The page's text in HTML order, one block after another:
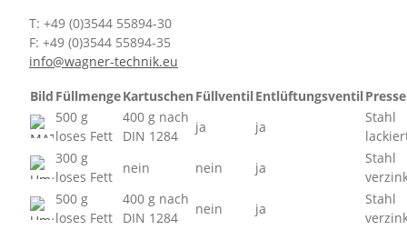
T: +49 (0)3544 55894-30
F: +49 (0)3544 55894-35
info@wagner-technik.eu
Bild FüllmengeKartuschen FüllventilEntlüftungsventil
500 g
loses Fett
400 g nach
DIN 1284
ja ja
Stahl
300 g
loses Fett
nein nein ja
Stahl
500 g
loses Fett
400 g nach
DIN 1284
nein ja
Stahl